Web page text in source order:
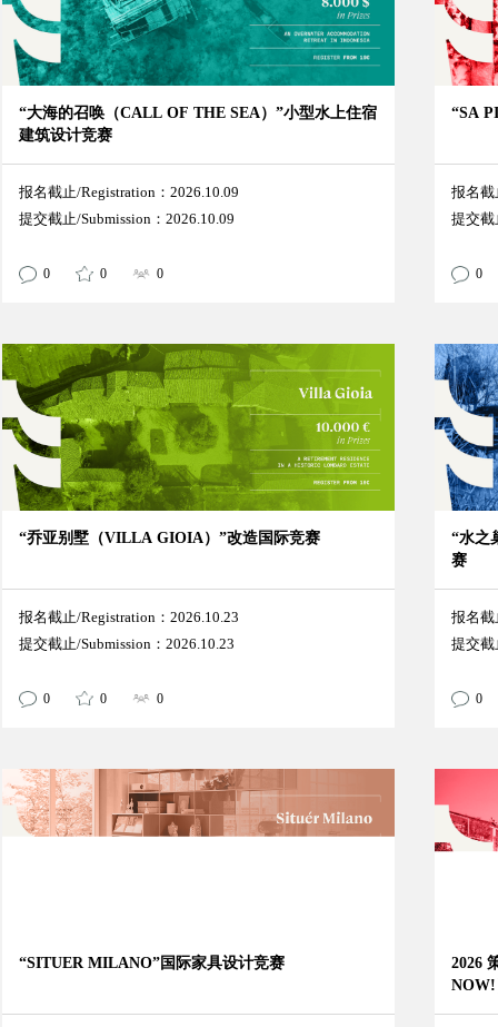
“大海的召唤（CALL OF THE SEA）”小型水上住宿
建筑设计竞赛
报名截止/Registration：2026.10.09
提交截止/Submission：2026.10.09
0 0 0
“SA
报名截
提交截
0
“乔亚别墅（VILLA GIOIA）”改造国际竞赛
报名截止/Registration：2026.10.23
提交截止/Submission：2026.10.23
0 0 0
“水之
赛
报名截
提交截
0
“SITUER MILANO”国际家具设计竞赛
2026